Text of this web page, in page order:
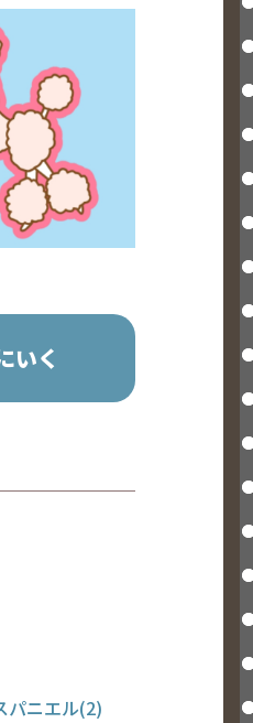
いく
パニエル(2)